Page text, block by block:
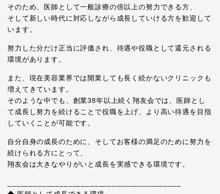
そのため、医師として一般診療の倍以上の努力できる方、
そして新しい時代に対応しながら成長していける方を歓迎して
います。
努力した分だけ正当に評価され、待遇や役職として還元される
環境があります。
また、現在美容業界では開業しても長く続かないクリニックも
増えてきています。
そのような中でも、創業38年以上続く翔友会では、医師とし
て成長し努力を続けることで役職を上げ、より高い待遇を目指
していくことが可能です。
自分自身の成長のために、そしてお客様の満足のために努力を
続けられる方にとって、
翔友会は大きなやりがいと成長を実感できる環境です。